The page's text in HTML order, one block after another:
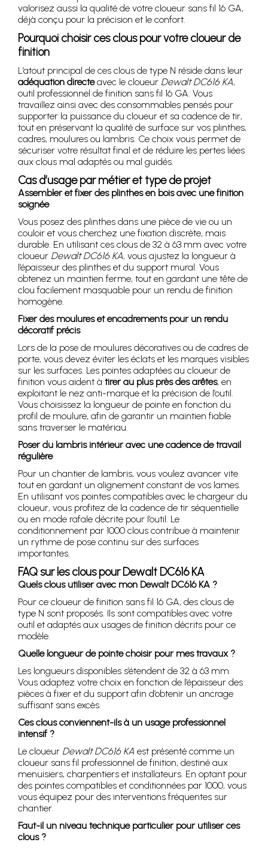
valorisez aussi la qualité de votre cloueur sans fil 16 GA,
déjà conçu pour la précision et le confort.
Pourquoi choisir ces clous pour votre cloueur de
finition
L’atout principal de ces clous de type N réside dans leur
adéquation directeavec le cloueur Dewalt DC616 KA,
outil professionnel de finition sans fil 16 GA. Vous
travaillez ainsi avec des consommables pensés pour
supporter la puissance du cloueur et sa cadence de tir,
tout en préservant la qualité de surface sur vos plinthes,
cadres, moulures ou lambris. Ce choix vous permet de
sécuriser votre résultat final et de réduire les pertes liées
aux clous mal adaptés ou mal guidés.
Cas d’usage par métier et type de projet
Assembler et fixer des plinthes en bois avec une finition
soignée
Vous posez des plinthes dans une pièce de vie ou un
couloir et vous cherchez une fixation discrète, mais
durable. En utilisant ces clous de 32 à 63 mm avec votre
cloueur Dewalt DC616 KA, vous ajustez la longueur à
l’épaisseur des plinthes et du support mural. Vous
obtenez un maintien ferme, tout en gardant une tête de
clou facilement masquable pour un rendu de finition
homogène.
Fixer des moulures et encadrements pour un rendu
décoratif précis
Lors de la pose de moulures décoratives ou de cadres de
porte, vous devez éviter les éclats et les marques visibles
sur les surfaces. Les pointes adaptées au cloueur de
finition vous aident à tirer au plus près des arêtes, en
exploitant le nez anti-marque et la précision de l’outil.
Vous choisissez la longueur de pointe en fonction du
profil de moulure, afin de garantir un maintien fiable
sans traverser le matériau.
Poser du lambris intérieur avec une cadence de travail
régulière
Pour un chantier de lambris, vous voulez avancer vite
tout en gardant un alignement constant de vos lames.
En utilisant vos pointes compatibles avec le chargeur du
cloueur, vous profitez de la cadence de tir séquentielle
ou en mode rafale décrite pour l’outil. Le
conditionnement par 1000 clous contribue à maintenir
un rythme de pose continu sur des surfaces
importantes.
FAQ sur les clous pour Dewalt DC616 KA
Quels clous utiliser avec mon Dewalt DC616 KA ?
Pour ce cloueur de finition sans fil 16 GA, des clous de
type N sont proposés. Ils sont compatibles avec votre
outil et adaptés aux usages de finition décrits pour ce
modèle.
Quelle longueur de pointe choisir pour mes travaux ?
Les longueurs disponibles s’étendent de 32 à 63 mm.
Vous adaptez votre choix en fonction de l’épaisseur des
pièces à fixer et du support afin d’obtenir un ancrage
suffisant sans excès.
Ces clous conviennent-ils à un usage professionnel
intensif ?
Le cloueur Dewalt DC616 KA est présenté comme un
cloueur sans fil professionnel de finition, destiné aux
menuisiers, charpentiers et installateurs. En optant pour
des pointes compatibles et conditionnées par 1000, vous
vous équipez pour des interventions fréquentes sur
chantier.
Faut-il un niveau technique particulier pour utiliser ces
clous ?